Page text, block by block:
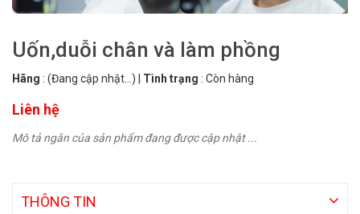
Uốn,duỗi chân và làm phồng
Hãng : (Đang cập nhật...) Tình trạng : Còn hàng
Liên hệ
Mô tả ngắn của sản phẩm đang được cập nhật ...
THÔNG TIN